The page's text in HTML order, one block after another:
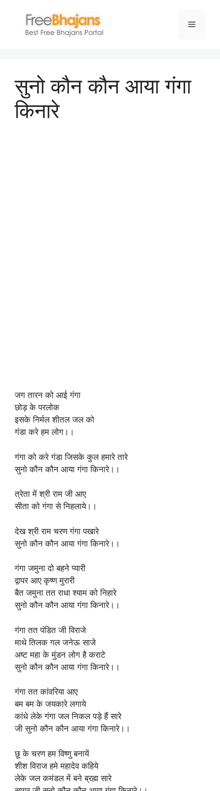
content
Menu
सुनो कौन कौन आया गंगा
किनारे
जग तारन को आई गंगा
छोड़ के परलोक
इसके निर्मल शीतल जल को
गंडा करे हम लोग।।
गंगा को करे गंडा जिसके कुल हमारे तारे
सुनो कौन कौन आया गंगा किनारे।।
त्रेता में श्री राम जी आए
सीता को गंगा से निहलाये।।
देख श्री राम चरण गंगा पखारे
सुनो कौन कौन आया गंगा किनारे।।
गंगा जमुना दो बहने प्यारी
द्वापर आए कृष्ण मुरारी
बैत जमुना तत राधा श्याम को निहारे
सुनो कौन कौन आया गंगा किनारे।।
गंगा तत पंडित जी विराजे
माथे तिलक गल जनेऊ साजे
अष्ट महा के मुंडन लोग है कराटे
सुनो कौन कौन आया गंगा किनारे।।
गंगा तत कांवरिया आए
बम बम के जयकारे लगाये
कांधे लेके गंगा जल निकल पड़े हैं सारे
जी सुनो कौन कौन आया गंगा किनारे।।
छू के चरण हम विष्णु बनायें
शीश विराज हमे महादेव कहिये
लेके जल कमंडल में बने ब्रह्म सारे